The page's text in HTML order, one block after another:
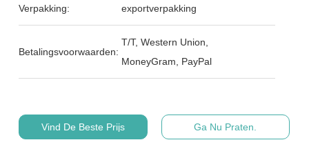
Verpakking: exportverpakking
Betalingsvoorwaarden:
T/T, Western Union,
MoneyGram, PayPal
Vind De Beste Prijs Ga Nu Praten.